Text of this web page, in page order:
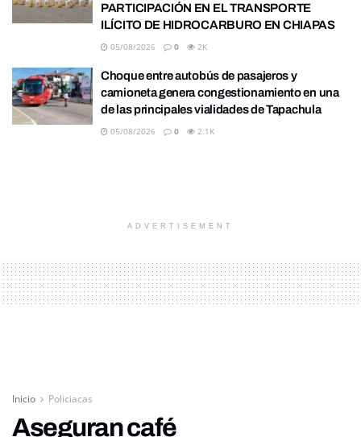
PARTICIPACIÓN EN EL TRANSPORTE
ILÍCITO DE HIDROCARBURO EN CHIAPAS
05/08/2026 0 2K
Choque entre autobús de pasajeros y
camioneta genera congestionamiento en una
de las principales vialidades de Tapachula
05/08/2026 0 2.1K
ADVERTISEMENT
Inicio Policiacas
Aseguran café